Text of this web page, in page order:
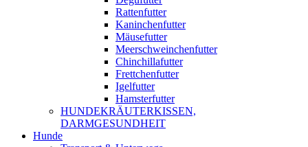
Rattenfutter
Kaninchenfutter
Mäusefutter
Meerschweinchenfutter
Chinchillafutter
Frettchenfutter
Igelfutter
Hamsterfutter
HUNDEKRÄUTERKISSEN,
DARMGESUNDHEIT
Hunde